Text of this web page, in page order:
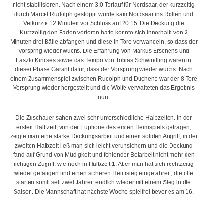
nicht stabilisieren. Nach einem 3:0 Torlauf für Nordsaar, der kurzzeitig
durch Marcel Rudolph gestoppt wurde kam Nordsaar ins Rollen und
Verkürzte 12 Minuten vor Schluss auf 20:15. Die Deckung die
Kurzzeitig den Faden verloren hatte konnte sich innerhalb von 3
Minuten drei Bälle abfangen und diese in Tore verwandeln, so dass der
Vorsprng wieder wuchs. Die Erfahrung von Markus Erschens und
Laszlo Kincses sowie das Tempo von Tobias Schwindling waren in
dieser Phase Garant dafür, dass der Vorsprung wieder wuchs. Nach
einem Zusammenspiel zwischen Rudolph und Duchene war der 8 Tore
Vorsprung wieder hergestellt und die Wölfe verwalteten das Ergebnis
nun.
Die Zuschauer sahen zwei sehr unterschiedliche Halbzeiten. In der
ersten Halbzeit, von der Euphorie des ersten Heimspiels getragen,
zeigte man eine starke Deckungsarbeit und einen soliden Angriff, in der
zweiten Halbzeit ließ man sich leicht verunsichern und die Deckung
fand auf Grund von Müdigkeit und fehlender Beiarbeit nicht mehr den
richtigen Zugriff, wie noch in Halbzeit 1. Aber man hat sich rechtzeitig
wieder gefangen und einen sicheren Heimsieg eingefahren, die ölfe
starten somit seit zwei Jahren endlich wieder mit einem Sieg in die
Saison. Die Mannschaft hat nächste Woche spielfrei bevor es am 16.